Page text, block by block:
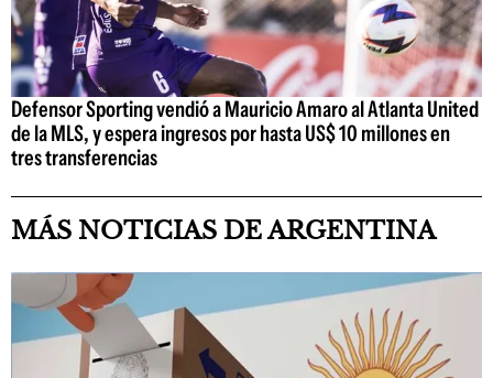
Defensor Sporting vendió a Mauricio Amaro al Atlanta United
de la MLS, y espera ingresos por hasta US$ 10 millones en
tres transferencias
MÁS NOTICIAS DE ARGENTINA